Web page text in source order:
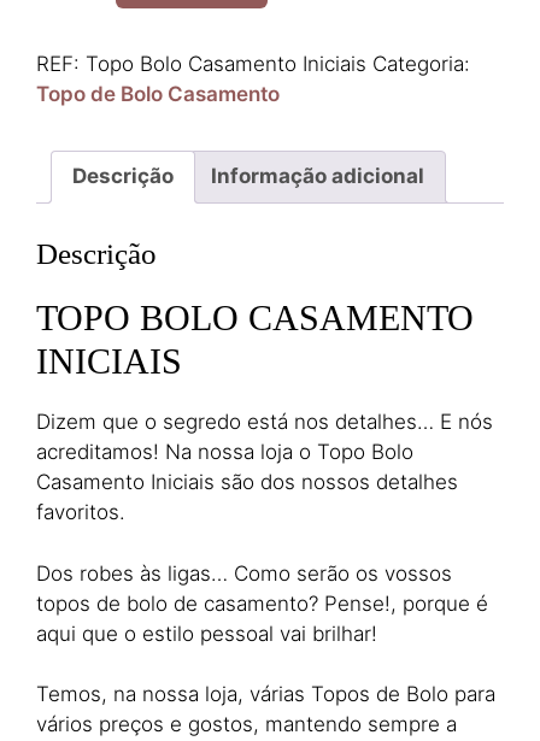
Casamento
Iniciais
REF: Topo Bolo Casamento Iniciais Categoria:
Topo de Bolo Casamento
Descrição Informação adicional
Descrição
TOPO BOLO CASAMENTO
INICIAIS
Dizem que o segredo está nos detalhes… E nós
acreditamos! Na nossa loja o Topo Bolo
Casamento Iniciais são dos nossos detalhes
favoritos.
Dos robes às ligas… Como serão os vossos
topos de bolo de casamento? Pense!, porque é
aqui que o estilo pessoal vai brilhar!
Temos, na nossa loja, várias Topos de Bolo para
vários preços e gostos, mantendo sempre a